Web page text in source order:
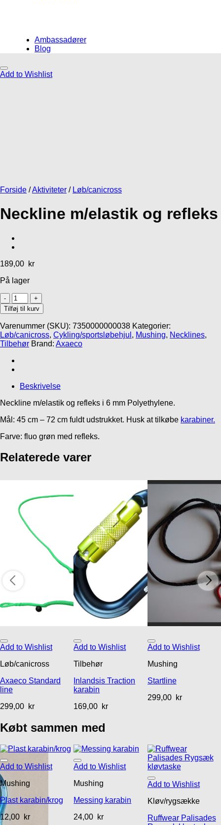
Ambassadører
Blog
Måske kunne nogle af disse produkter
Add to Wishlist
Forside /Aktiviteter / Løb/canicross
Neckline m/elastik og refleks
189,00 kr
På lager
Neckline
m/elastik
og
refleks
antal
Tilføj til kurv
Varenummer (SKU): 7350000000038 Kategorier:
Løb/canicross, Cykling/sportsløbehjul , Mushing, Necklines,
Tilbehør Brand: Axaeco
Beskrivelse
Neckline m/elastik og refleks i 6 mm Polyethylene.
Mål: 45 cm – 72 cm fuldt udstrukket. Husk at tilkøbe karabiner.
Farve: fluo grøn med refleks.
Relaterede varer
Add to Wishlist
Løb/canicross
Axaeco Standard
line
299,00 kr
Add to Wishlist
Tilbehør
Inlandsis Traction
karabin
169,00 kr
Add to Wishlist
Mushing
Startline
299,00 kr
Købt sammen med
Add to Wishlist
Mushing
Plast karabin/krog
12,00 kr
Add to Wishlist
Mushing
Messing karabin
24,00 kr
Add to Wishlist
Kløv/rygsække
Ruffwear Palisades